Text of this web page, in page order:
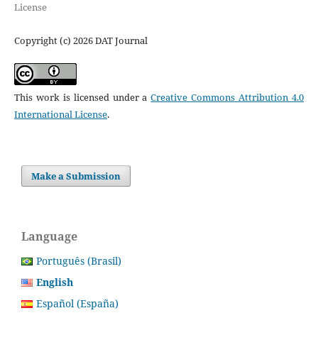
License
Copyright (c) 2026 DAT Journal
This work is licensed under aCreative Commons Attribution 4.0
International License.
Make a Submission
Language
Português (Brasil)
English
Español (España)